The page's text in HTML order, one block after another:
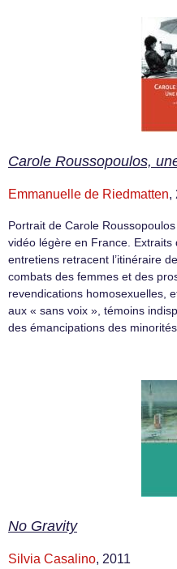
Carole Roussopoulos,
Emmanuelle de Riedmatten,
Portrait de Carole
vidéo légère en France. Extraits
entretiens retracent l’itinéraire
combats des femmes et des
revendications homosexuelles,
aux « sans voix », témoins
des émancipations des minorités.
No Gravity
Silvia Casalino, 2011